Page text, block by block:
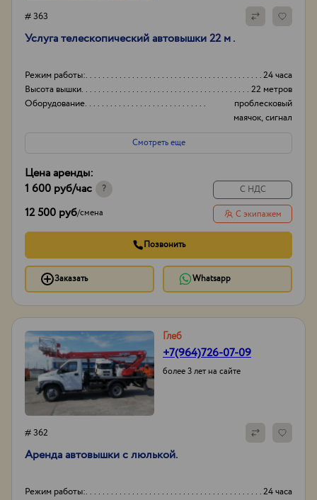
# 363
Услуга телескопический автовышки 22 м .
Режим работы:
24 часа
Высота вышки
22 метров
Оборудование
проблесковый
маячок, сигнал
заднего хода
Смотреть еще
Цена аренды:
1 600 руб/час ?
12 500 руб/смена
С НДС
С экипажем
Позвонить
Заказать Whatsapp
Глеб
+7(964)726-07-09
более 3 лет на сайте
# 362
Аренда автовышки с люлькой.
Режим работы:
24 часа